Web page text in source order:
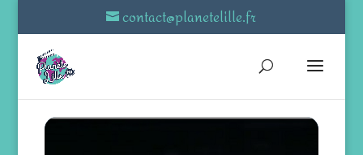
contact@planetelille.fr